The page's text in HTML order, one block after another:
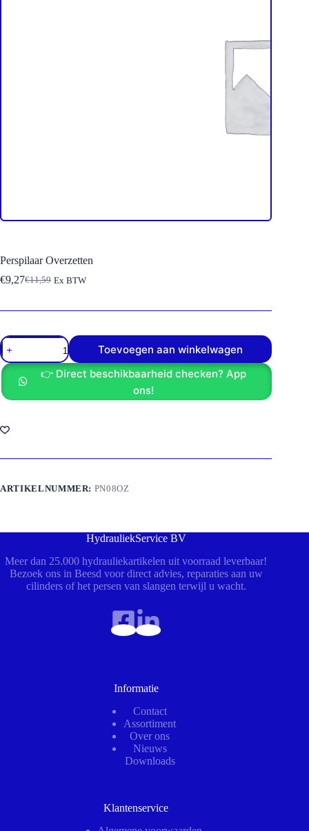
Perspilaar Overzetten
€11,59
Oorspronkelijke
was:
€9,27Huidige
is:
Ex BTW
Perspilaar
Overzetten
aantal
Toevoegen aan winkelwagen
👉 Direct beschikbaarheid checken? App
ons!
ARTIKELNUMMER: PN08OZ
HydrauliekService BV
Meer dan 25.000 hydrauliekartikelen uit voorraad leverbaar!
Bezoek ons in Beesd voor direct advies, reparaties aan uw
cilinders of het persen van slangen terwijl u wacht.
Informatie
Contact
Assortiment
Over ons
Nieuws
Downloads
Klantenservice